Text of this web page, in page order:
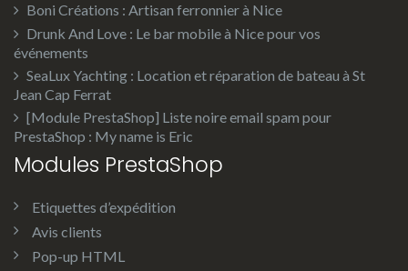
Boni Créations : Artisan ferronnier à Nice
Drunk And Love : Le bar mobile à Nice pour vos
événements
SeaLux Yachting : Location et réparation de bateau à St
Jean Cap Ferrat
[Module PrestaShop] Liste noire email spam pour
PrestaShop : My name is Eric
Modules PrestaShop
Etiquettes d’expédition
Avis clients
Pop-up HTML